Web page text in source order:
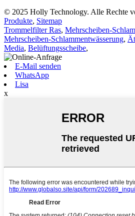
© 2025 Holly Technology. Alle Rechte
Produkte, Sitemap
Trommelfilter Ras, Mehrscheiben-
Mehrscheiben-Schlammentwässerung,
Media, Belüftungsscheibe,
E-Mail senden
WhatsApp
Lisa
x